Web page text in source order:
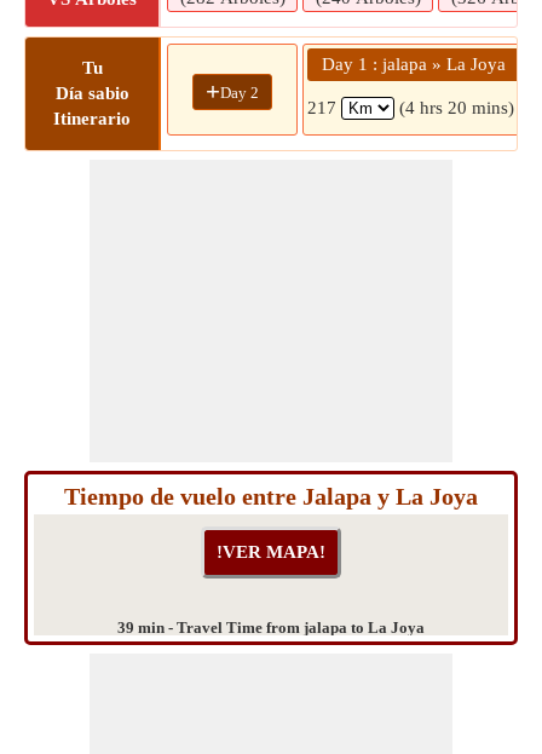
Tu
Día sabio
Itinerario
+Day 2
Day 1 : jalapa » La Joya
217 (4 hrs 20 mins)
Tiempo de vuelo entre Jalapa y La Joya
39 min - Travel Time from jalapa to La Joya